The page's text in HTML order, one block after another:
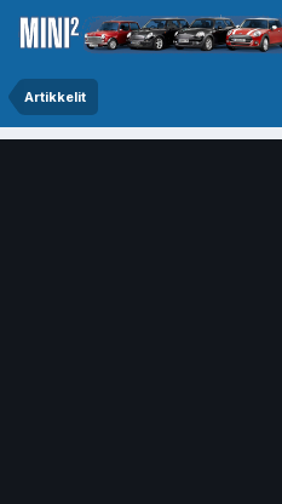
Artikkelit